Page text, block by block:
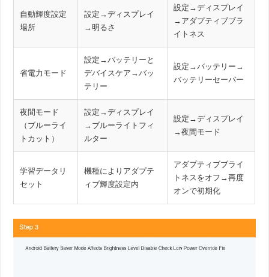
自動輝度設定
場所
設定→ディスプレイ
→明るさ
設定→ディスプレイ
→アダプティブブラ
イトネス
省電力モード
設定→バッテリーと
デバイスケア→バッ
テリー
設定→バッテリー→
バッテリーセーバー
夜間モード
（ブルーライ
トカット）
設定→ディスプレイ
→ブルーライトフィ
ルター
設定→ディスプレイ
→夜間モード
学習データリ
セット
機種によりアダプテ
ィブ輝度設定内
アダプティブブライ
トネスをオフ→再度
オンで初期化